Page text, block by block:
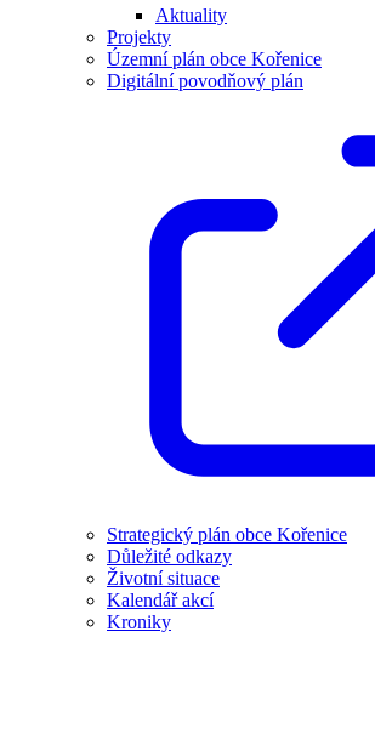
Aktuality
Projekty
Územní plán obce Kořenice
Digitální povodňový plán
Strategický plán obce Kořenice
Důležité odkazy
Životní situace
Kalendář akcí
Kroniky